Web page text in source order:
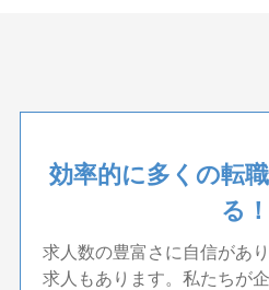
効率的に多くの転
る！
求人数の豊富さに自信があ
求人もあります。私たちが